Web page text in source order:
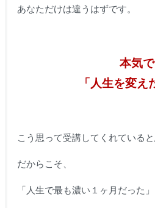
あなただけは違うはずです。
本気で
「人生を変え
こう思って受講してくれていると
だからこそ、
「人生で最も濃い１ヶ月だった」